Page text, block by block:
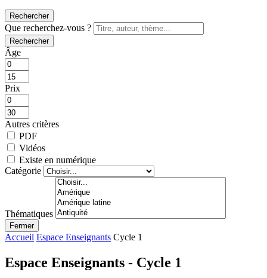
Rechercher
Que recherchez-vous ?
Rechercher
Âge
Prix
Autres critères
PDF
Vidéos
Existe en numérique
Catégorie
Thématiques
Fermer
Accueil Espace Enseignants Cycle 1
Espace Enseignants - Cycle 1